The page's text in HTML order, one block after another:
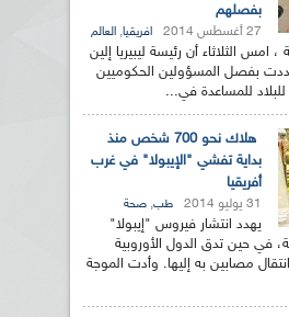
بفصلهم
27 أغسطس 2014 افريقيا, العالم
الثلاثاء أن رئيسة ليبيريا إلين
بفصل المسؤولين الحكوميين
للمساعدة في...
هلاك نحو 700 شخص منذ
بداية تفشي "الإيبولا" في غرب
أفريقيا
31 يوليو 2014 طب, صحة
يهدد انتشار فيروس "إيبولا"
في حين تدق الدول الأوروبية
انتقال مصابين به إليها. وأدت الموجة